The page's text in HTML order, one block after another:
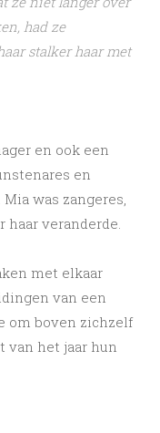
had ze
stalker haar met
en ook een
en
was zangeres,
veranderde.
met elkaar
van een
om boven zichzelf
van het jaar hun